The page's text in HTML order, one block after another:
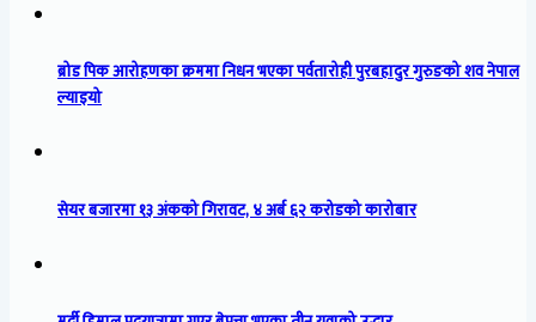
ब्रोड पिक आरोहणका क्रममा निधन भएका पर्वतारोही पुरबहादुर गुरुङको शव नेपाल
ल्याइयो
सेयर बजारमा १३ अंकको गिरावट, ४ अर्ब ६२ करोडको कारोबार